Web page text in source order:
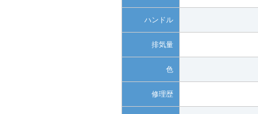
ハンドル
排気量
色
修理歴